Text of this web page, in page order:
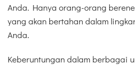
Anda. Hanya orang-orang
yang akan bertahan dalam
Anda.
Keberuntungan dalam berbagai